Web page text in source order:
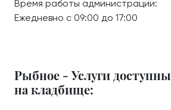
Время работы администрации:
Ежедневно с 09:00 до 17:00
Рыбное - Услуги
на кладбище: